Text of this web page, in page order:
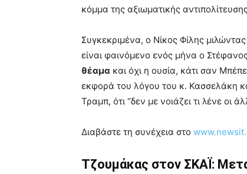
κόμμα της αξιωματικής
Συγκεκριμένα, ο Νίκος Φίλης
είναι φαινόμενο ενός μήνα ο
θέαμα και όχι η ουσία, κάτι σαν
εκφορά του λόγου του κ. Κασσελάκη
Τραμπ, ότι “δεν με νοιάζει τι λένε οι
Διαβάστε τη συνέχεια στο
Τζουμάκας στον ΣΚΑΪ: